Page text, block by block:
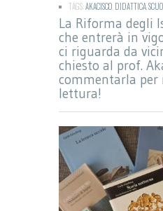
TAGS:AKACISCO DIDATTICA
La Riforma degli
che entrerà in
ci riguarda da
chiesto al prof.
commentarla per
lettura!